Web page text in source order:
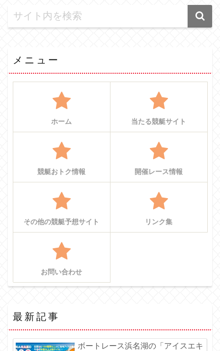
メニュー
ホーム 当たる競艇サイト
競艇おトク情報 開催レース情報
その他の競艇予想サイト リンク集
お問い合わせ
最新記事
ボートレース浜名湖の「アイスエキ